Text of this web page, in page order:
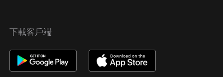
下載客戶端